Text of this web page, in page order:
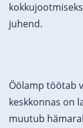
juhend.
Öölamp töötab
keskkonnas on
muutub